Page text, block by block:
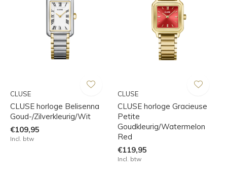
CLUSE
CLUSE horloge Belisenna
Goud-/Zilverkleurig/Wit
€109,95
Incl. btw
CLUSE
CLUSE horloge Gracieuse
Petite
Goudkleurig/Watermelon
Red
€119,95
Incl. btw